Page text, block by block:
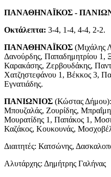
ΠΑΝΑΘΗΝΑΪΚΟΣ -
Οκτάλεπτα: 3-4, 1-4, 4-4, 2-2.
ΠΑΝΑΘΗΝΑΪΚΟΣ (Μιχάλης
Δανούρδης, Παπαδημητρίου 1,
Καρακάσης, Ζερβουδάκης,
Χατζηστεφάνου 1, Βέκκος 3,
Εγνατιάδης.
ΠΑΝΙΩΝΙΟΣ (Κώστας
Μπουζαλάς, Ζουρίδης,
Μουρατίδης 1, Παπάκος 1,
Καζάκος, Κουκουνάς,
Διαιτητές: Κατσώνης,
Αλυτάρχης: Δημήτρης Γαλήνας